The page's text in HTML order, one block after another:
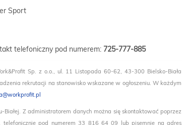
Sport
telefoniczny pod numerem: 725-777-885
Sp. z o.o., ul. 11 Listopada 60-62, 43-300 Bielsko-Biała
rekrutacji na stanowisko wskazane w ogłoszeniu. W każdym
Z administratorem danych można się skontaktować poprzez
pod numerem 33 816 64 09 lub pisemnie na adres